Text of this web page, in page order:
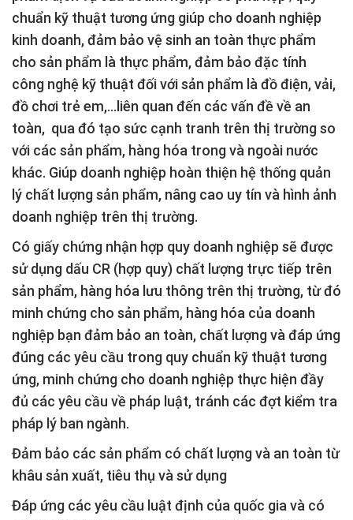
chuẩn kỹ thuật tương ứng giúp cho doanh nghiệp
kinh doanh, đảm bảo vệ sinh an toàn thực phẩm
cho sản phẩm là thực phẩm, đảm bảo đặc tính
công nghệ kỹ thuật đối với sản phẩm là đồ điện, vải,
đồ chơi trẻ em,…liên quan đến các vấn đề về an
toàn, qua đó tạo sức cạnh tranh trên thị trường so
với các sản phẩm, hàng hóa trong và ngoài nước
khác. Giúp doanh nghiệp hoàn thiện hệ thống quản
lý chất lượng sản phẩm, nâng cao uy tín và hình ảnh
doanh nghiệp trên thị trường.
Có giấy chứng nhận hợp quy doanh nghiệp sẽ được
sử dụng dấu CR (hợp quy) chất lượng trực tiếp trên
sản phẩm, hàng hóa lưu thông trên thị trường, từ đó
minh chứng cho sản phẩm, hàng hóa của doanh
nghiệp bạn đảm bảo an toàn, chất lượng và đáp ứng
đúng các yêu cầu trong quy chuẩn kỹ thuật tương
ứng, minh chứng cho doanh nghiệp thực hiện đầy
đủ các yêu cầu về pháp luật, tránh các đợt kiểm tra
pháp lý ban ngành.
Đảm bảo các sản phẩm có chất lượng và an toàn từ
khâu sản xuất, tiêu thụ và sử dụng
Đáp ứng các yêu cầu luật định của quốc gia và có